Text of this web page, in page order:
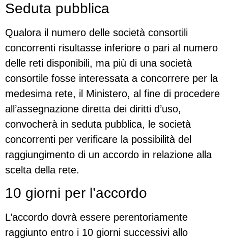
Seduta pubblica
Qualora il numero delle società consortili
concorrenti risultasse inferiore o pari al numero
delle reti disponibili, ma più di una società
consortile fosse interessata a concorrere per la
medesima rete, il Ministero, al fine di procedere
all’assegnazione diretta dei diritti d’uso,
convocherà in seduta pubblica, le società
concorrenti per verificare la possibilità del
raggiungimento di un accordo in relazione alla
scelta della rete.
10 giorni per l’accordo
L’accordo dovrà essere perentoriamente
raggiunto entro i 10 giorni successivi allo